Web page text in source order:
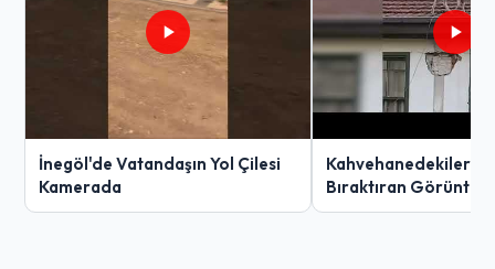
İnegöl'de Vatandaşın Yol Çilesi
Kamerada
Kahvehanedekiler
Bıraktıran Görüntü!